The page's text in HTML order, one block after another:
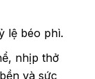
lệ béo phì.
nhịp thở
và sức